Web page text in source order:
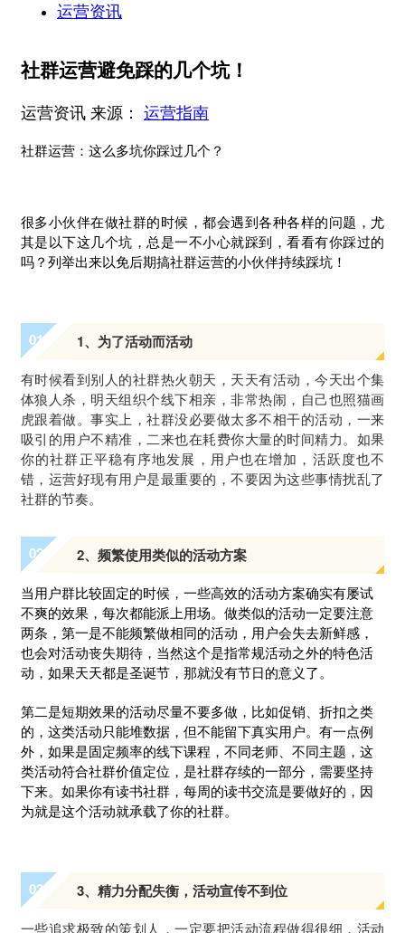
运营资讯
社群运营避免踩的几个坑！
运营资讯 来源： 运营指南
社群运营：这么多坑你踩过几个？
很多小伙伴在做社群的时候，都会遇到各种各样的问题，尤
其是以下这几个坑，总是一不小心就踩到，看看有你踩过的
吗？列举出来以免后期搞社群运营的小伙伴持续踩坑！
01 1、为了活动而活动
有时候看到别人的社群热火朝天，天天有活动，今天出个集
体狼人杀，明天组织个线下相亲，非常热闹，自己也照猫画
虎跟着做。事实上，社群没必要做太多不相干的活动，一来
吸引的用户不精准，二来也在耗费你大量的时间精力。如果
你的社群正平稳有序地发展，用户也在增加，活跃度也不
错，运营好现有用户是最重要的，不要因为这些事情扰乱了
社群的节奏。
02 2、频繁使用类似的活动方案
当用户群比较固定的时候，一些高效的活动方案确实有屡试
不爽的效果，每次都能派上用场。做类似的活动一定要注意
两条，第一是不能频繁做相同的活动，用户会失去新鲜感，
也会对活动丧失期待，当然这个是指常规活动之外的特色活
动，如果天天都是圣诞节，那就没有节日的意义了。
第二是短期效果的活动尽量不要多做，比如促销、折扣之类
的，这类活动只能堆数据，但不能留下真实用户。有一点例
外，如果是固定频率的线下课程，不同老师、不同主题，这
类活动符合社群价值定位，是社群存续的一部分，需要坚持
下来。如果你有读书社群，每周的读书交流是要做好的，因
为就是这个活动就承载了你的社群。
03 3、精力分配失衡，活动宣传不到位
一些追求极致的策划人，一定要把活动流程做得很细，活动